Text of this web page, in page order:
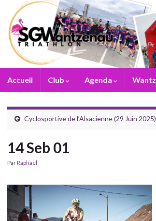
Accueil Club Agenda
Cyclosportive de l’Alsacienne (29 Juin 2025)
14 Seb 01
ParRaphaël